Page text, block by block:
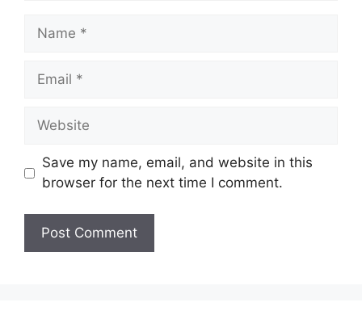
Name
Email
Website
Save my name, email, and website in this
browser for the next time I comment.